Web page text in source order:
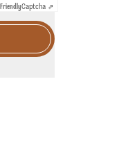
FriendlyCaptcha ⇗